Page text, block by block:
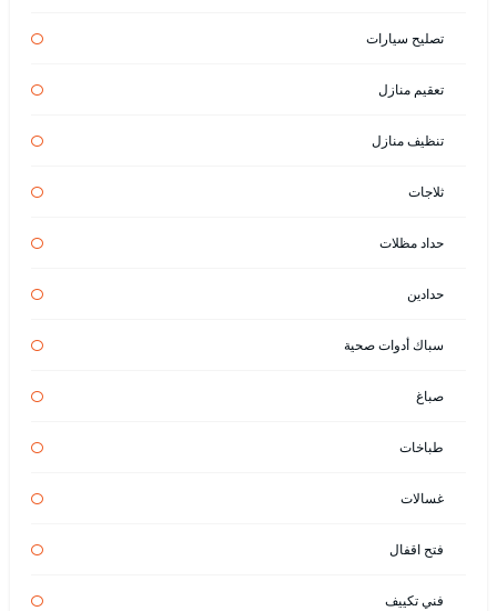
تصليح سيارات
تعقيم منازل
تنظيف منازل
ثلاجات
حداد مظلات
حدادين
سباك أدوات صحية
صباغ
طباخات
غسالات
فتح اقفال
فني تكييف